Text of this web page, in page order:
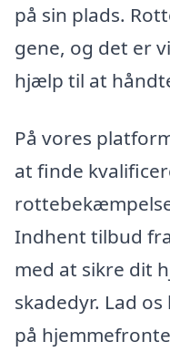
på sin plads.
gene, og det er
hjælp til at
På vores
at finde
Indhent tilbud
med at sikre dit
skadedyr. Lad
på